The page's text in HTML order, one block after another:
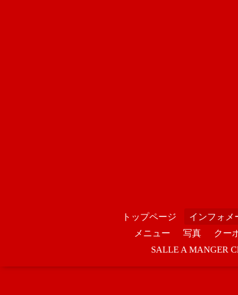
トップページ インフォメ
メニュー
写真 クー
SALLE A MANGER